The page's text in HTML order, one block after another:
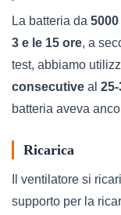
La batteria da
3 e le 15 ore, a
test, abbiamo
consecutive al
batteria aveva
Ricarica
Il ventilatore si
supporto per la